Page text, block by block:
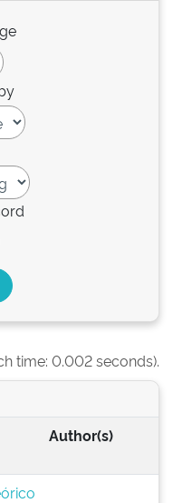
time: 0.002 seconds).
Author(s)